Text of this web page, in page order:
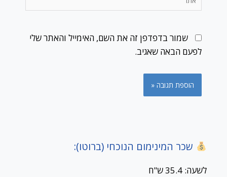
שמור בדפדפן זה את השם, האימייל והאתר שלי
לפעם הבאה שאגיב.
שכר המינימום הנוכחי (ברוטו):
לשעה: 35.4 ש"ח